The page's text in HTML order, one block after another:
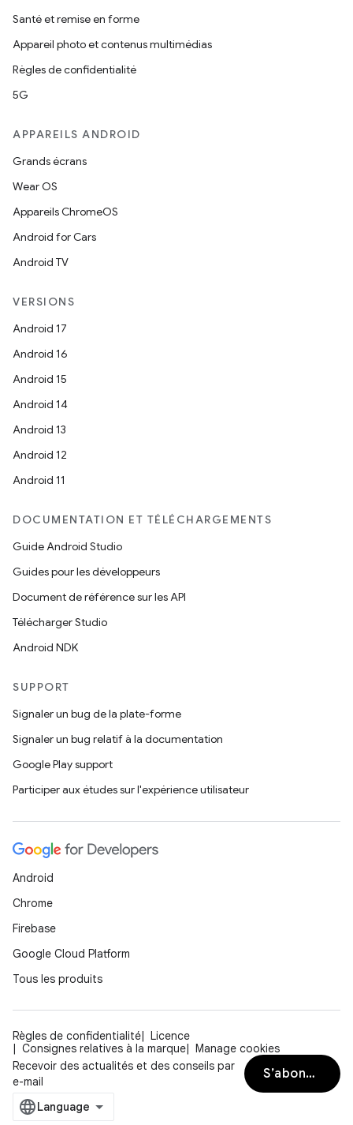
Santé et remise en forme
Appareil photo et contenus multimédias
Règles de confidentialité
5G
APPAREILS ANDROID
Grands écrans
Wear OS
Appareils ChromeOS
Android for Cars
Android TV
VERSIONS
Android 17
Android 16
Android 15
Android 14
Android 13
Android 12
Android 11
DOCUMENTATION ET TÉLÉCHARGEMENTS
Guide Android Studio
Guides pour les développeurs
Document de référence sur les API
Télécharger Studio
Android NDK
SUPPORT
Signaler un bug de la plate-forme
Signaler un bug relatif à la documentation
Google Play support
Participer aux études sur l'expérience utilisateur
Android
Chrome
Firebase
Google Cloud Platform
Tous les produits
Règles de confidentialité
Licence
Consignes relatives à la marque
Manage cookies
Recevoir des actualités et des conseils par
e-mail
S’abonner